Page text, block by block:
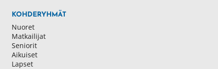
KOHDERYHMÄT
Nuoret
Matkailijat
Seniorit
Aikuiset
Lapset